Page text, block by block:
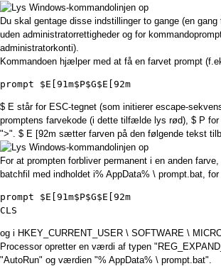
Du skal gentage disse indstillinger to gange (en
uden administratorrettigheder og for
administratorkonti).
Kommandoen hjælper med at få en farvet prompt
prompt $E[91m$P$G$E[92m
$ E står for ESC-tegnet (som initierer escape-
promptens farvekode (i dette tilfælde lys rød), $ P
">". $ E [92m sætter farven på den følgende tekst
For at prompten forbliver permanent i en anden
batchfil med indholdet i% AppData% \ prompt.bat, for
CLS
og i HKEY_CURRENT_USER \ SOFTWARE \
Processor opretter en værdi af typen
"AutoRun" og værdien "% AppData% \ prompt.bat".